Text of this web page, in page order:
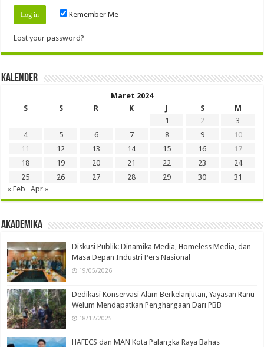
Remember Me
Lost your password?
Kalender
Maret 2024
S
S R K J S
M
1
2
3
4
5 6 7 8 9
10
11
12 13 14 15 16
17
18
19 20 21 22 23
24
25
26 27 28 29 30
31
« Feb
Apr »
Akademika
Diskusi Publik: Dinamika Media, Homeless Media, dan
Masa Depan Industri Pers Nasional
19/05/2026
Dedikasi Konservasi Alam Berkelanjutan, Yayasan Ranu
Welum Mendapatkan Penghargaan Dari PBB
18/12/2025
HAFECS dan MAN Kota Palangka Raya Bahas